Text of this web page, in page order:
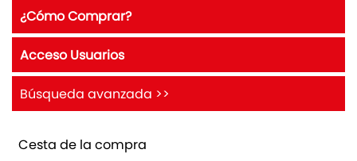
¿Cómo Comprar?
Acceso Usuarios
Búsqueda avanzada >>
Cesta de la compra